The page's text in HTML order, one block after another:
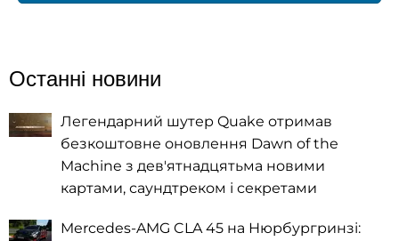
Останні новини
Легендарний шутер Quake отримав
безкоштовне оновлення Dawn of the
Machine з дев'ятнадцятьма новими
картами, саундтреком і секретами
Mercedes-AMG CLA 45 на Нюрбургринзі: